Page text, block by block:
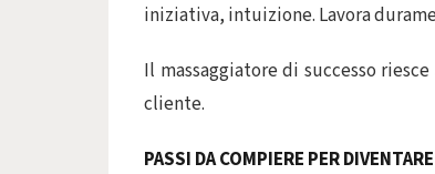
iniziativa, intuizione. Lavora
Il massaggiatore di successo
cliente.
PASSI DA COMPIERE PER